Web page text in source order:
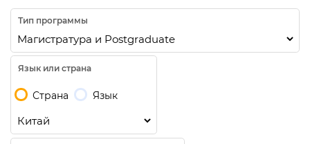
Тип программы
Язык или страна
Страна Язык